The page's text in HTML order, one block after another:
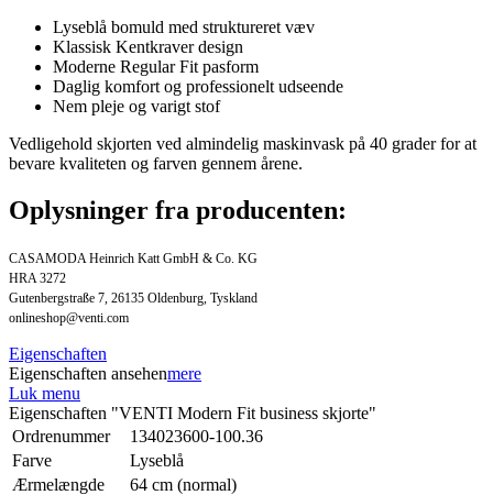
Lyseblå bomuld med struktureret væv
Klassisk Kentkraver design
Moderne Regular Fit pasform
Daglig komfort og professionelt udseende
Nem pleje og varigt stof
Vedligehold skjorten ved almindelig maskinvask på 40 grader for at
bevare kvaliteten og farven gennem årene.
Oplysninger fra producenten:
CASAMODA Heinrich Katt GmbH & Co. KG
HRA 3272
Gutenbergstraße 7, 26135 Oldenburg, Tyskland
onlineshop@venti.com
Eigenschaften
Eigenschaften ansehenmere
Luk menu
Eigenschaften "VENTI Modern Fit business skjorte"
Ordrenummer
134023600-100.36
Farve
Lyseblå
Ærmelængde
64 cm (normal)